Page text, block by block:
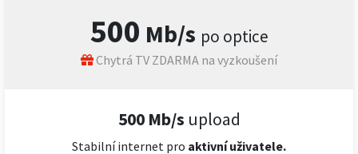
500 Mb/s po optice
Chytrá TV ZDARMA na vyzkoušení
500 Mb/s upload
Stabilní internet pro aktivní uživatele.